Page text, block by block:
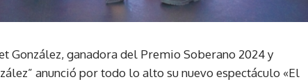
González, ganadora del Premio Soberano 2024 y
anunció por todo lo alto su nuevo espectáculo «El